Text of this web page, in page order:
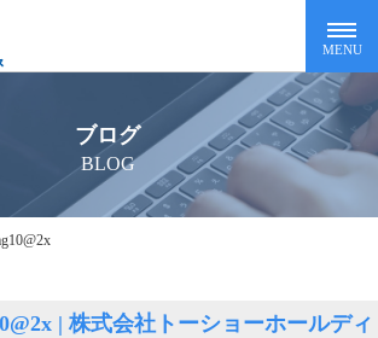
ブログ
BLOG
| 株式会社トーショーホールディ